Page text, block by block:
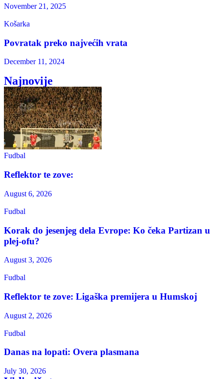
November 21, 2025
Košarka
Povratak preko najvećih vrata
December 11, 2024
Najnovije
Fudbal
Reflektor te zove:
August 6, 2026
Fudbal
Korak do jesenjeg dela Evrope: Ko čeka Partizan u
plej-ofu?
August 3, 2026
Fudbal
Reflektor te zove: Ligaška premijera u Humskoj
August 2, 2026
Fudbal
Danas na lopati: Overa plasmana
July 30, 2026